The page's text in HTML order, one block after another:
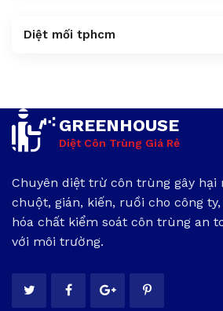
Diệt mối tphcm
GREENHOUSE
Diệt Côn Trùng Giá Rẻ
Chuyên diệt trừ côn trùng gây hại
chuột, gián, kiến, ruồi cho công
hóa chất kiểm soát côn trùng an
với môi trường.